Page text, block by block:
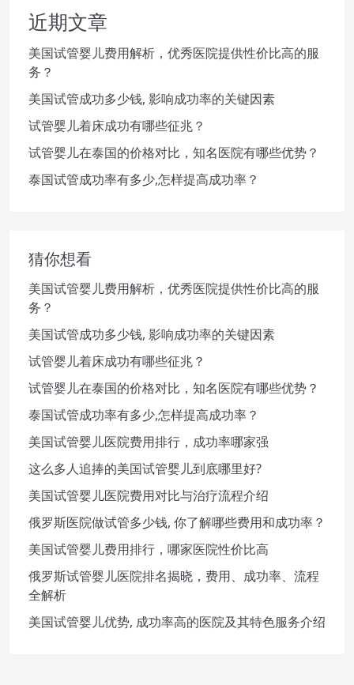
近期文章
美国试管婴儿费用解析，优秀医院提供性价比高的服
务？
美国试管成功多少钱, 影响成功率的关键因素
试管婴儿着床成功有哪些征兆？
试管婴儿在泰国的价格对比，知名医院有哪些优势？
泰国试管成功率有多少,怎样提高成功率？
猜你想看
美国试管婴儿费用解析，优秀医院提供性价比高的服
务？
美国试管成功多少钱, 影响成功率的关键因素
试管婴儿着床成功有哪些征兆？
试管婴儿在泰国的价格对比，知名医院有哪些优势？
泰国试管成功率有多少,怎样提高成功率？
美国试管婴儿医院费用排行，成功率哪家强
这么多人追捧的美国试管婴儿到底哪里好?
美国试管婴儿医院费用对比与治疗流程介绍
俄罗斯医院做试管多少钱, 你了解哪些费用和成功率？
美国试管婴儿费用排行，哪家医院性价比高
俄罗斯试管婴儿医院排名揭晓，费用、成功率、流程
全解析
美国试管婴儿优势, 成功率高的医院及其特色服务介绍